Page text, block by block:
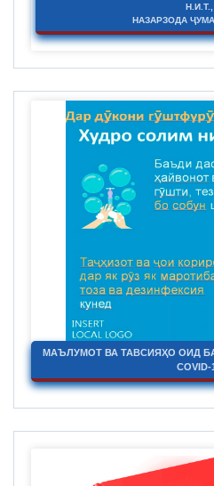
Н.И.Т.,
НАЗАРЗОДА
МАЪЛУМОТ ВА ТАВСИЯҲО ОИД
COVID-